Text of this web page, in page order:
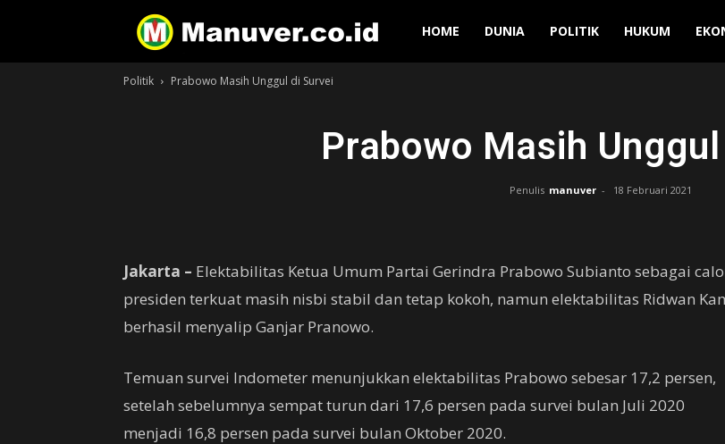
Manuver
HOME DUNIA POLITIK HUKUM
Politik Prabowo Masih Unggul di Survei
Prabowo Masih
Penulis manuver - 18 Februari 2021
Jakarta – Elektabilitas Ketua Umum Partai Gerindra Prabowo Subianto sebagai
presiden terkuat masih nisbi stabil dan tetap kokoh, namun elektabilitas Ridwan
berhasil menyalip Ganjar Pranowo.
Temuan survei Indometer menunjukkan elektabilitas Prabowo sebesar 17,2 persen,
setelah sebelumnya sempat turun dari 17,6 persen pada survei bulan Juli 2020
menjadi 16,8 persen pada survei bulan Oktober 2020.